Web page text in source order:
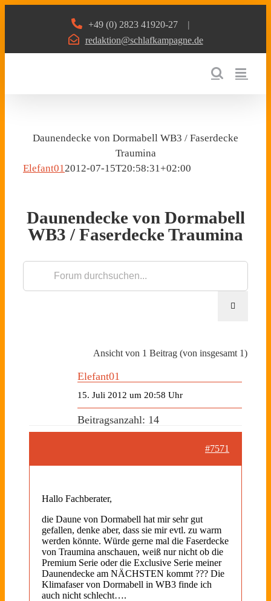
+49 (0) 2823 41920-27
|
redaktion@schlafkampagne.de
Daunendecke von Dormabell WB3 / Faserdecke
Traumina
Elefant012012-07-15T20:58:31+02:00
Daunendecke von Dormabell
WB3 / Faserdecke Traumina
Ansicht von 1 Beitrag (von insgesamt 1)
Elefant01
15. Juli 2012 um 20:58 Uhr
Beitragsanzahl: 14
#7571
Hallo Fachberater,
die Daune von Dormabell hat mir sehr gut
gefallen, denke aber, dass sie mir evtl. zu warm
werden könnte. Würde gerne mal die Faserdecke
von Traumina anschauen, weiß nur nicht ob die
Premium Serie oder die Exclusive Serie meiner
Daunendecke am NÄCHSTEN kommt ??? Die
Klimafaser von Dormabell in WB3 finde ich
auch nicht schlecht….